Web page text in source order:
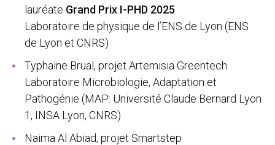
lauréate Grand Prix I-PHD 2025
Laboratoire de physique de l’ENS de Lyon (ENS
de Lyon et CNRS)
Typhaine Brual, projet Artemisia Greentech
Laboratoire Microbiologie, Adaptation et
Pathogénie (MAP: Université Claude Bernard Lyon
1, INSA Lyon, CNRS).
Naima Al Abiad, projet Smartstep